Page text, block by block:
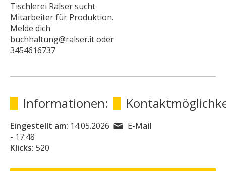
Tischlerei Ralser sucht
Mitarbeiter für Produktion.
Melde dich
buchhaltung@ralser.it oder
3454616737
Informationen:
Eingestellt am: 14.05.2026
- 17:48
Klicks: 520
E-Mail